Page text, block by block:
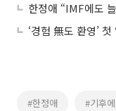
‘경험 無도 환영’
#한정애 #기후